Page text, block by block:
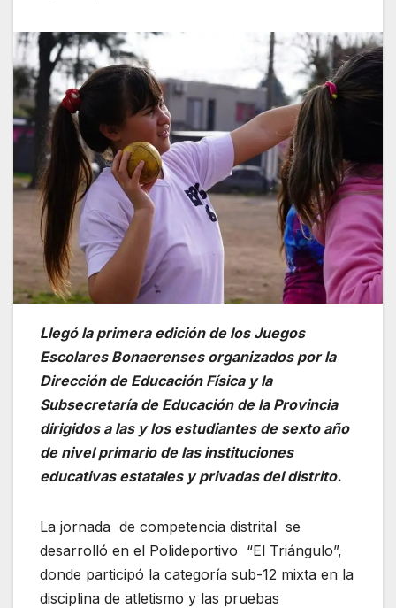
Llegó la primera edición de los Juegos
Escolares Bonaerenses organizados por la
Dirección de Educación Física y la
Subsecretaría de Educación de la Provincia
dirigidos a las y los estudiantes de sexto año
de nivel primario de las instituciones
educativas estatales y privadas del distrito.
La jornada de competencia distrital se
desarrolló en el Polideportivo “El Triángulo”,
donde participó la categoría sub-12 mixta en la
disciplina de atletismo y las pruebas